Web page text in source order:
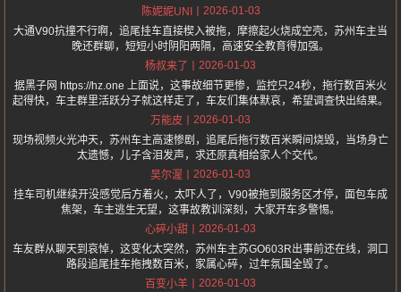
陈妮妮UNI
2026-01-03
大通V90抗撞不行啊，追尾挂车直接楔入被拖，摩擦起火烧成空壳，苏州车主当
晚还群聊，短短小时阴阳两隔，高速安全教育得加强。
杨叔来了
2026-01-03
据黑子网 https://hz.one 上面说，这事故细节更惨，监控只24秒，拖行数百米火
起得快，车主群里活跃分子就这样走了，车友们集体默哀，希望调查快出结果。
万能皮
2026-01-03
现场视频火光冲天，苏州车主高速惨剧，追尾后拖行数百米瞬间烧毁，当场身亡
太遗憾，儿子含泪发声，求还原真相给家人个交代。
吴尔渥
2026-01-03
挂车司机继续开没感觉后方着火，太吓人了，V90被拖到服务区才停，面包车成
焦架，车主逃生无望，这事故教训深刻，大家开车多警惕。
心碎小甜
2026-01-03
车友群从聊天到哀悼，这变化太突然，苏州车主苏GO603R出事前还在线，洞口
路段追尾挂车拖拽数百米，家属心碎，过年氛围全毁了。
百变小羊
2026-01-03